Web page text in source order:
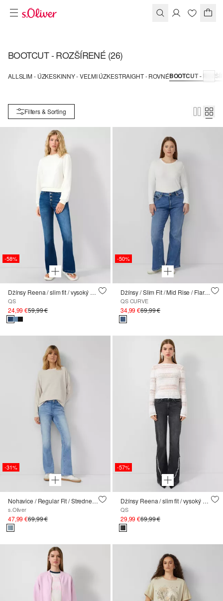
BOOTCUT - ROZŠÍRENÉ (26)
ALL SLIM - ÚZKESKINNY - VEĽMI ÚZKESTRAIGHT - ROVNÉBOOTCUT -
Filters & Sorting
-58%
Džínsy Reena / slim fit / vysoký strih / rozšírené nohavice
QS
24,99 €59,99 €
-50%
Džínsy / Slim Fit / Mid Rise / Flared Leg
QS CURVE
34,99 €69,99 €
-31%
Nohavice / Regular Fit / Stredne vysoký pás / Bootcut Leg
s.Oliver
47,99 €69,99 €
-57%
Džínsy Reena / slim fit / vysoký strih / rozšírené nohavice
QS
29,99 €69,99 €